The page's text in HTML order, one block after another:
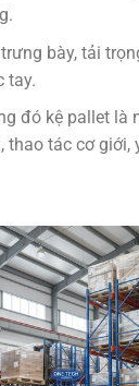
bày, tải
tay.
đó kệ pallet là
thao tác cơ giới,